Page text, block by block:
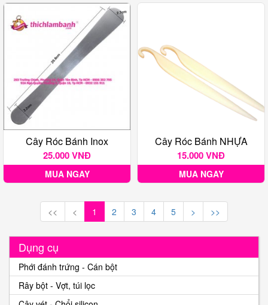
Cây Róc Bánh Inox
25.000 VNĐ
MUA NGAY
Cây Róc Bánh NHỰA
15.000 VNĐ
MUA NGAY
<< < 1 2 3 4 5 > >>
Dụng cụ
Phới đánh trứng - Cán bột
Rây bột - Vợt, túi lọc